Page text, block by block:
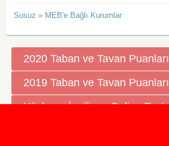
Susuz » MEB'e Bağlı Kurumlar
2020 Taban ve Tavan Puanları
2019 Taban ve Tavan Puanları
Yüzlerce İngilizce Online Test